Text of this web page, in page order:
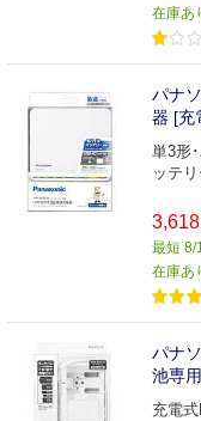
在庫あ
パナ
器 [充
単3形
ッテ
3,618
最短 8/
在庫あ
パナ
池専
充電